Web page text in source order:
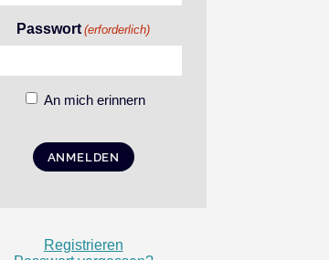
Passwort (erforderlich)
An mich erinnern
Registrieren